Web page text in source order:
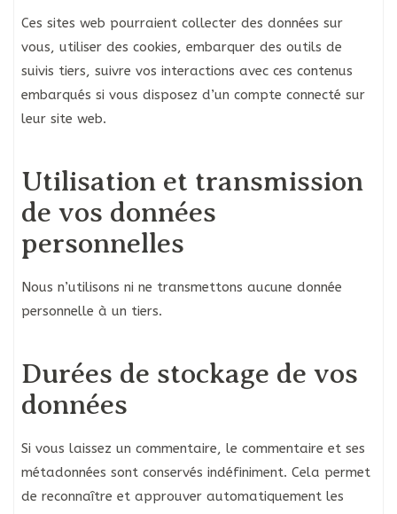
Ces sites web pourraient collecter des données sur
vous, utiliser des cookies, embarquer des outils de
suivis tiers, suivre vos interactions avec ces contenus
embarqués si vous disposez d’un compte connecté sur
leur site web.
Utilisation et transmission
de vos données
personnelles
Nous n’utilisons ni ne transmettons aucune donnée
personnelle à un tiers.
Durées de stockage de vos
données
Si vous laissez un commentaire, le commentaire et ses
métadonnées sont conservés indéfiniment. Cela permet
de reconnaître et approuver automatiquement les